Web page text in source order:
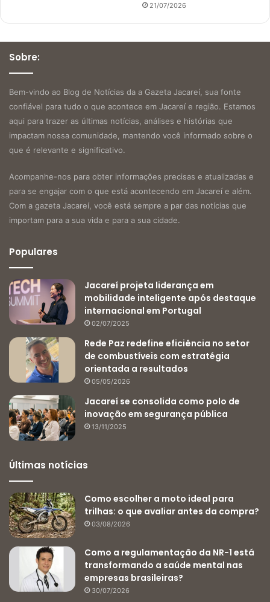
21/07/2026
Sobre:
Bem-vindo ao Blog de Notícias da a Gazeta Jacareí, sua fonte
confiável para tudo o que acontece em Jacareí e região. Estamos
aqui para trazer as últimas notícias, análises e histórias que
impactam nossa comunidade, mantendo você informado sobre o
que é relevante e significativo.
Acompanhe-nos para obter informações precisas e atualizadas e
para se engajar com o que está acontecendo em Jacareí e além.
Com a gazeta Jacareí, você está sempre a par das notícias que
importam para a sua vida e para a sua cidade.
Populares
Jacareí projeta liderança em
mobilidade inteligente após destaque
internacional em Portugal
02/07/2025
Rede Paz redefine eficiência no setor
de combustíveis com estratégia
orientada a resultados
05/05/2026
Jacareí se consolida como polo de
inovação em segurança pública
13/11/2025
Últimas notícias
Como escolher a moto ideal para
trilhas: o que avaliar antes da compra?
03/08/2026
Como a regulamentação da NR-1 está
transformando a saúde mental nas
empresas brasileiras?
30/07/2026